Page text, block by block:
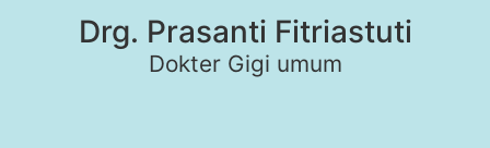
Drg. Prasanti Fitriastuti
Dokter Gigi umum